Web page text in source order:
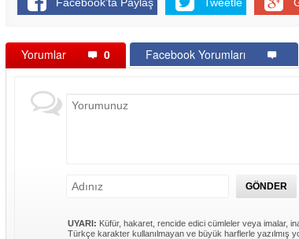
Yorumlar 0 Facebook Yorumları
UYARI: Küfür, hakaret, rencide edici cümleler veya imalar,
Türkçe karakter kullanılmayan ve büyük harflerle yazılmış